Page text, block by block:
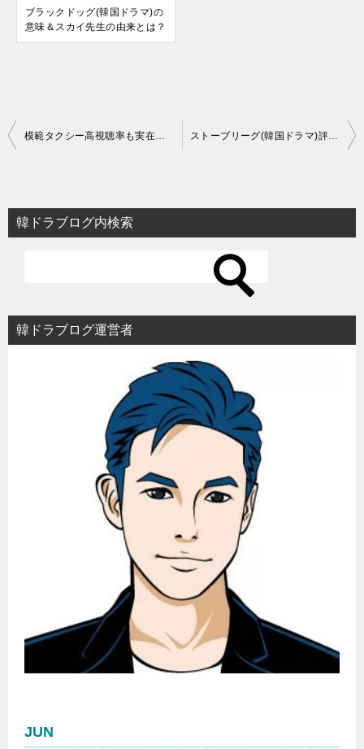
ブラックドッグ(韓国ドラマ)の
意味＆スカイ先生の由来とは？
投
ビ
ゲ
ョ
ン
韓ドラブログ内検索
韓ドラブログ運営者
JUN